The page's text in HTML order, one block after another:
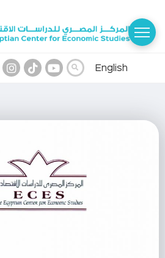
English